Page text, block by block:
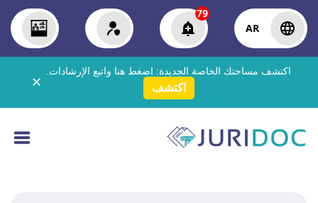
AR
79
اكتشف مساحتك الخاصة الجديدة: اضغط هنا واتبع الإرشادات.
اكتشف ✕